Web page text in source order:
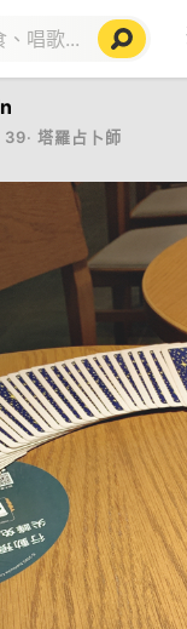
39‧ 塔羅占卜師